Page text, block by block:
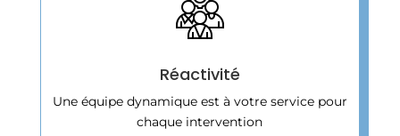
Réactivité
Une équipe dynamique est à votre service pour
chaque intervention